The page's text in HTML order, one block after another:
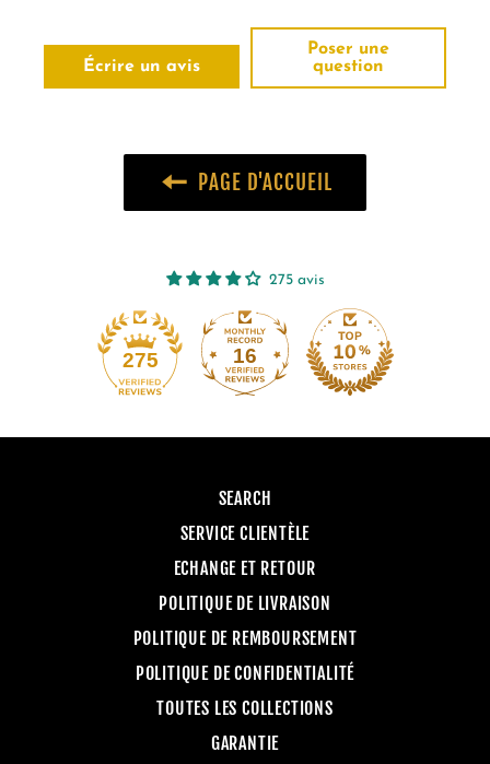
Écrire un avis
Poser une
question
PAGE D'ACCUEIL
275 avis
275 16
SEARCH
SERVICE CLIENTÈLE
ECHANGE ET RETOUR
POLITIQUE DE LIVRAISON
POLITIQUE DE REMBOURSEMENT
POLITIQUE DE CONFIDENTIALITÉ
TOUTES LES COLLECTIONS
GARANTIE